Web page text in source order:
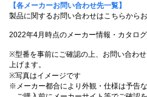
【各メーカーお問い合わせ先一覧】
製品に関するお問い合わせはこちらからお
2022年4月時点のメーカー情報・カタロ
※型番を事前にご確認の上、お問い合わ
上げます。
※写真はイメージです
※メーカー都合により外観・仕様は予告